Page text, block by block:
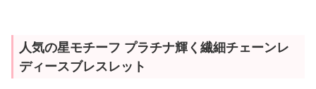
人気の星モチーフ プラチナ輝く繊細チェーンレ
ディースブレスレット